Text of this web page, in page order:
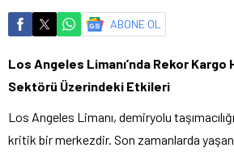
ABONE OL
Los Angeles Limanı’nda Rekor Kargo
Sektörü Üzerindeki Etkileri
Los Angeles Limanı, demiryolu
kritik bir merkezdir. Son zamanlarda